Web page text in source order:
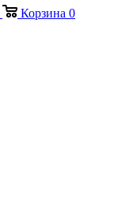
Корзина 0